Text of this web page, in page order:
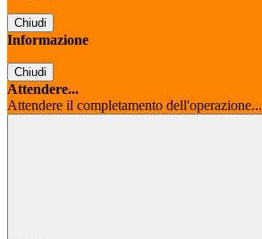
Chiudi
Informazione
Chiudi
Attendere...
Attendere il completamento dell'operazione...